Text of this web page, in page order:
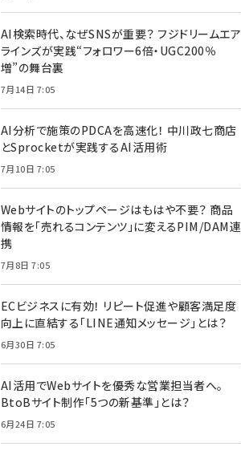
AI検索時代、なぜSNSが重要？ フジドリームエア
ラインズが実践“フォロワー6倍・UGC200％
増”の舞台裏
7月14日 7:05
AI分析で施策のPDCAを高速化！ 中川政七商店
とSprocketが実践するAI活用術
7月10日 7:05
Webサイトのトップページはもはや不要？ 商品
情報を「売れるコンテンツ」に変えるPIM/DAM連
携
7月8日 7:05
ECビジネスに有効！ リピート促進や顧客満足度
向上に直結する「LINE通知メッセージ」とは？
6月30日 7:05
AI活用でWebサイトを優秀な営業担当者へ。
BtoBサイト制作「5つの新基準」とは？
6月24日 7:05